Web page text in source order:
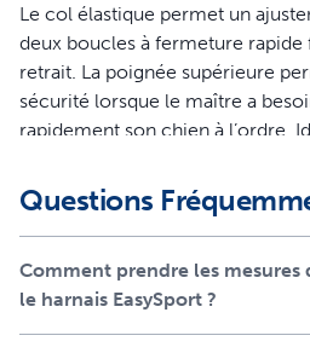
Le col élastique permet un
deux boucles à fermeture rapide
retrait. La poignée supérieure
sécurité lorsque le maître a
rapidement son chien à l’ordre.
profiter de la vie avec confort et
Caractéristiques
Poignée supérieure
Questions
Comment prendre les
le harnais EasySport ?